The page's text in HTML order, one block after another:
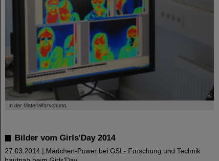
©
In der Materialforschung.
Bilder vom Girls'Day 2014
27.03.2014 | Mädchen-Power bei GSI - Forschung und Technik